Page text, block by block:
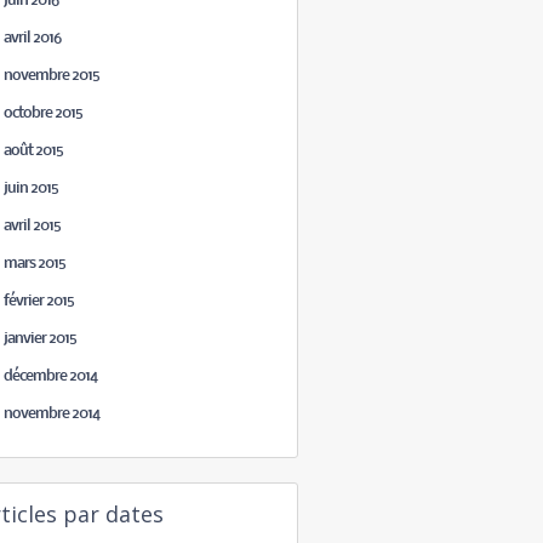
avril 2016
novembre 2015
octobre 2015
août 2015
juin 2015
avril 2015
mars 2015
février 2015
janvier 2015
décembre 2014
novembre 2014
par dates